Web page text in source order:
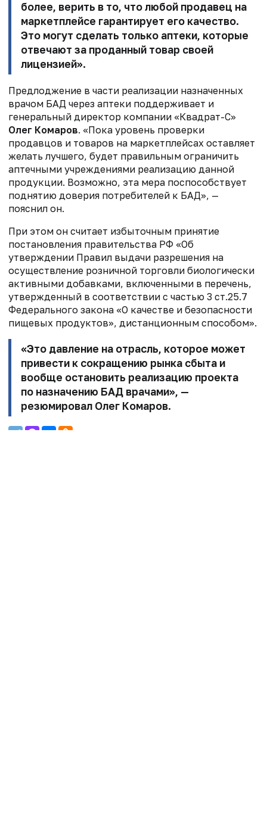
более, верить в то, что любой продавец на
маркетплейсе гарантирует его качество.
Это могут сделать только аптеки, которые
отвечают за проданный товар своей
лицензией».
Предлоджение в части реализации назначенных
врачом БАД через аптеки поддерживает и
генеральный директор компании «Квадрат-С»
Олег Комаров. «Пока уровень проверки
продавцов и товаров на маркетплейсах оставляет
желать лучшего, будет правильным ограничить
аптечными учреждениями реализацию данной
продукции. Возможно, эта мера поспособствует
поднятию доверия потребителей к БАД», —
пояснил он.
При этом он считает избыточным принятие
постановления правительства РФ «Об
утверждении Правил выдачи разрешения на
осуществление розничной торговли биологически
активными добавками, включенными в перечень,
утвержденный в соответствии с частью 3 ст.25.7
Федерального закона «О качестве и безопасности
пищевых продуктов», дистанционным способом».
«Это давление на отрасль, которое может
привести к сокращению рынка сбыта и
вообще остановить реализацию проекта
по назначению БАД врачами», —
резюмировал Олег Комаров.